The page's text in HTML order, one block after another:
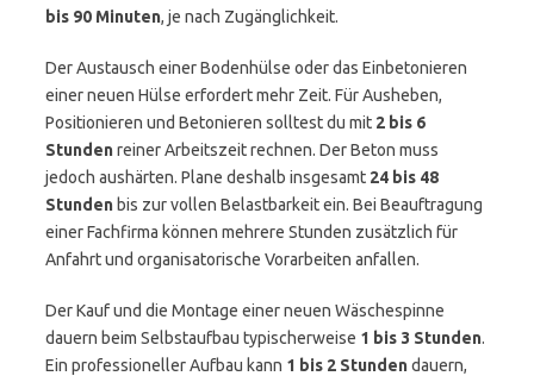
bis 90 Minuten, je nach Zugänglichkeit.
Der Austausch einer Bodenhülse oder das Einbetonieren
einer neuen Hülse erfordert mehr Zeit. Für Ausheben,
Positionieren und Betonieren solltest du mit 2 bis 6
Stundenreiner Arbeitszeit rechnen. Der Beton muss
jedoch aushärten. Plane deshalb insgesamt 24 bis 48
Stunden bis zur vollen Belastbarkeit ein. Bei Beauftragung
einer Fachfirma können mehrere Stunden zusätzlich für
Anfahrt und organisatorische Vorarbeiten anfallen.
Der Kauf und die Montage einer neuen Wäschespinne
dauern beim Selbstaufbau typischerweise 1 bis 3 Stunden.
Ein professioneller Aufbau kann 1 bis 2 Stundendauern,